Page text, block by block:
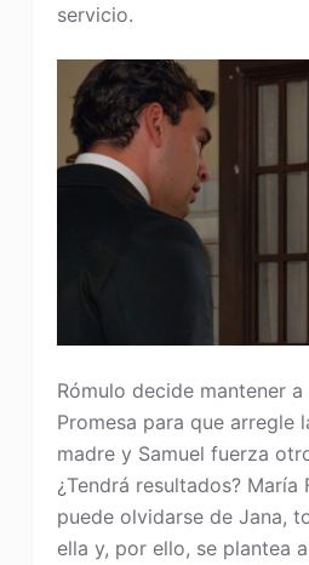
servicio.
Rómulo decide mantener
Promesa para que arregle
madre y Samuel fuerza
¿Tendrá resultados? María
puede olvidarse de Jana,
ella y, por ello, se plantea